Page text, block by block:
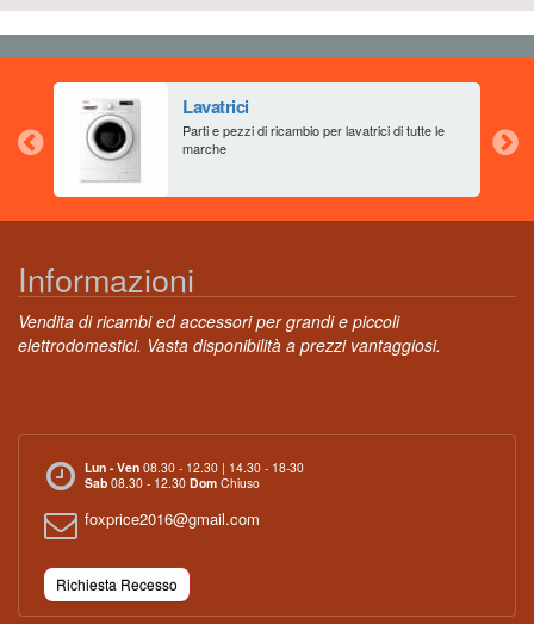
Lavatrici
Parti e pezzi di ricambio per lavatrici di tutte le
marche
Informazioni
Vendita di ricambi ed accessori per grandi e piccoli
elettrodomestici. Vasta disponibilità a prezzi vantaggiosi.
Lun - Ven 08.30 - 12.30 | 14.30 - 18-30
Sab 08.30 - 12.30 Dom Chiuso
foxprice2016@gmail.com
Richiesta Recesso